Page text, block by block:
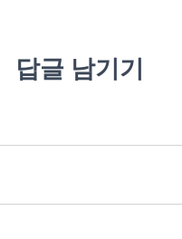
답글 남기기